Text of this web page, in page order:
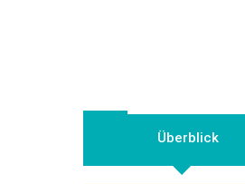
Überblick